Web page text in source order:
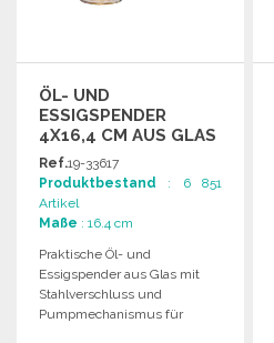
ÖL- UND
ESSIGSPENDER
4X16,4 CM AUS GLAS
Ref.19-33617
Produktbestand : 6 851
Artikel
Maße : 16.4 cm
Praktische Öl- und
Essigspender aus Glas mit
Stahlverschluss und
Pumpmechanismus für